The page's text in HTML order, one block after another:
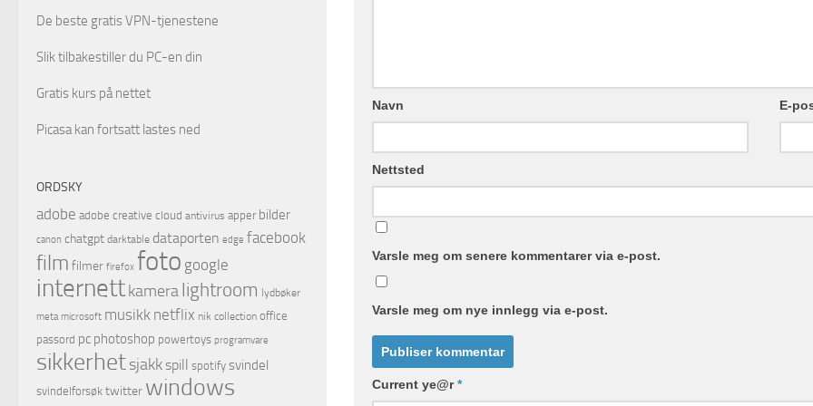
Navn E-
Nettsted
Varsle meg om senere kommentarer via e-post.
Varsle meg om nye innlegg via e-post.
Current ye@r*
De beste gratis VPN-tjenestene
Slik tilbakestiller du PC-en din
Gratis kurs på nettet
Picasa kan fortsatt lastes ned
ORDSKY
adobe adobe creative cloud antivirus apper bilder
canon chatgpt darktable dataporten edge facebook
film filmer firefox foto google
internettkameralightroom lydbøker
meta microsoft musikk netflix nik collection office
passord pc photoshop powertoys programvare
sikkerhetsjakkspill spotify svindel
svindelforsøk twitter windows